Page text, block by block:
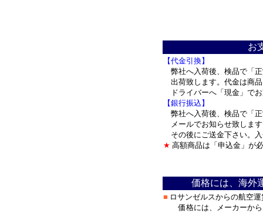
お
【代金引換】
弊社へ入荷後、検品で「
出荷致します。代金は商
ドライバーへ「現金」で
【銀行振込】
弊社へ入荷後、検品で「
メールでお知らせ致しま
その後にご送金下さい。
★ 高額商品は「申込金」が
価格には、海外
■ ロサンゼルスからの航空
価格には、メーカーから